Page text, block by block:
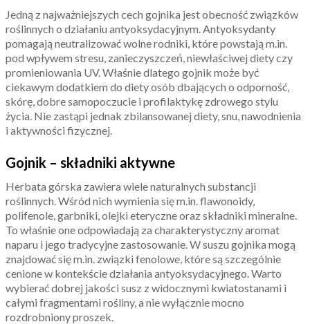
Jedną z najważniejszych cech gojnika jest obecność związków
roślinnych o działaniu antyoksydacyjnym. Antyoksydanty
pomagają neutralizować wolne rodniki, które powstają m.in.
pod wpływem stresu, zanieczyszczeń, niewłaściwej diety czy
promieniowania UV. Właśnie dlatego gojnik może być
ciekawym dodatkiem do diety osób dbających o odporność,
skórę, dobre samopoczucie i profilaktykę zdrowego stylu
życia. Nie zastąpi jednak zbilansowanej diety, snu, nawodnienia
i aktywności fizycznej.
Gojnik – składniki aktywne
Herbata górska zawiera wiele naturalnych substancji
roślinnych. Wśród nich wymienia się m.in. flawonoidy,
polifenole, garbniki, olejki eteryczne oraz składniki mineralne.
To właśnie one odpowiadają za charakterystyczny aromat
naparu i jego tradycyjne zastosowanie. W suszu gojnika mogą
znajdować się m.in. związki fenolowe, które są szczególnie
cenione w kontekście działania antyoksydacyjnego. Warto
wybierać dobrej jakości susz z widocznymi kwiatostanami i
całymi fragmentami rośliny, a nie wyłącznie mocno
rozdrobniony proszek.